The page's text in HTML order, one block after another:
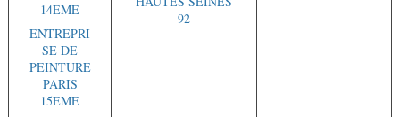
14EME
ENTREPRI
SE DE
PEINTURE
PARIS
15EME
92